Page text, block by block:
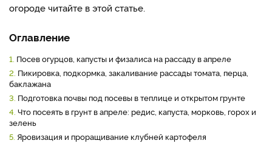
огороде читайте в этой статье.
Оглавление
1. Посев огурцов, капусты и физалиса на рассаду в апреле
2. Пикировка, подкормка, закаливание рассады томата, перца,
баклажана
3. Подготовка почвы под посевы в теплице и открытом грунте
4. Что посеять в грунт в апреле: редис, капуста, морковь, горох и
зелень
5. Яровизация и проращивание клубней картофеля